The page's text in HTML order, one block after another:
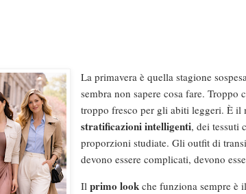
La primavera è quella stagione
sembra non sapere cosa fare. Troppo
troppo fresco per gli abiti leggeri. È il
stratificazioni intelligenti, dei tessuti
proporzioni studiate. Gli outfit di
devono essere complicati, devono
Il primo look che funziona sempre è